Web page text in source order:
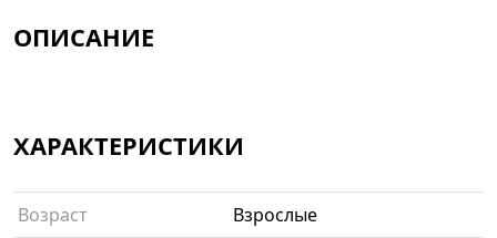
ОПИСАНИЕ
ХАРАКТЕРИСТИКИ
Возраст
Взрослые